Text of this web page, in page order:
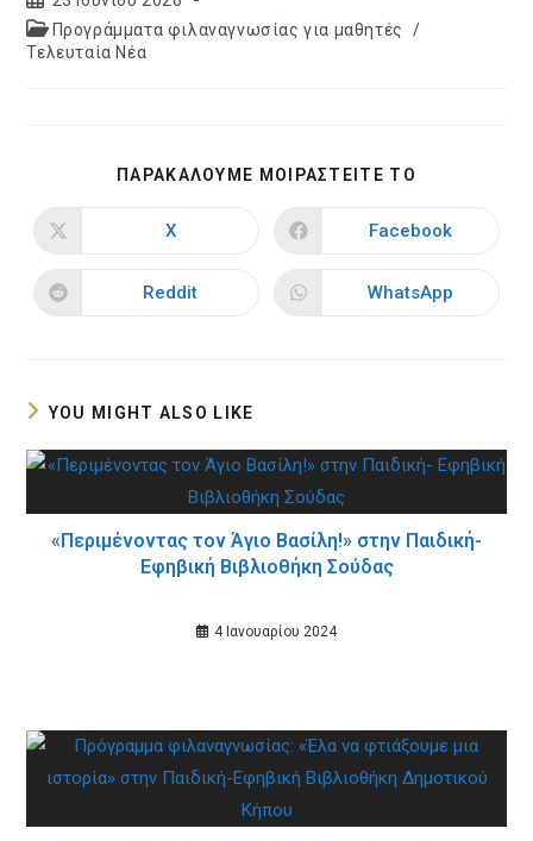
published:
Post
category:
Προγράμματα φιλαναγνωσίας για μαθητές
/
Τελευταία Νέα
ΠΑΡΑΚΑΛΟΥΜΕ ΜΟΙΡΑΣΤΕΙΤΕ ΤΟ
CONTENT
Opens
new
window
X
Opens
new
window
Facebook
Opens
Reddit
Opens
WhatsApp
YOU MIGHT ALSO LIKE
«Περιμένοντας τον Άγιο Βασίλη!» στην Παιδική-
Εφηβική Βιβλιοθήκη Σούδας
4 Ιανουαρίου 2024